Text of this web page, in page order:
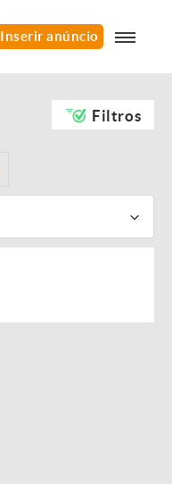
Inserir anúncio
Filtros